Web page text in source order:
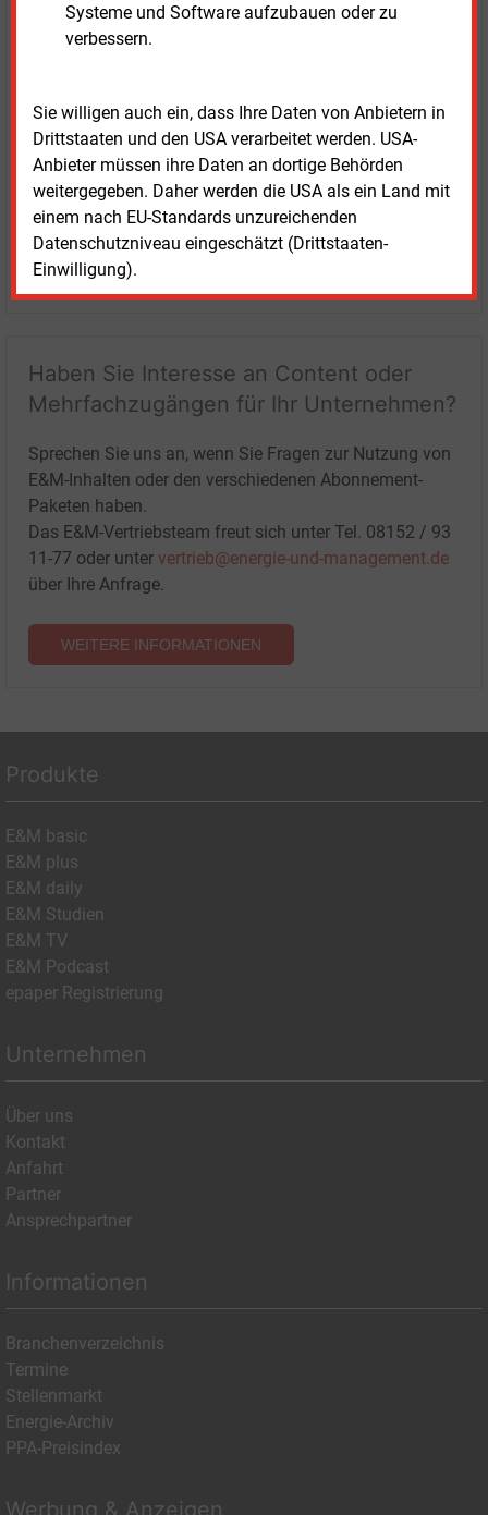
Systeme und Software aufzubauen oder zu
verbessern.
Sie willigen auch ein, dass Ihre Daten von Anbietern in
Drittstaaten und den USA verarbeitet werden. USA-
Anbieter müssen ihre Daten an dortige Behörden
weitergegeben. Daher werden die USA als ein Land mit
einem nach EU-Standards unzureichenden
Datenschutzniveau eingeschätzt (Drittstaaten-
Einwilligung).
Login für Kunden
LOGIN
Haben Sie Interesse an Content oder
Mehrfachzugängen für Ihr Unternehmen?
Sprechen Sie uns an, wenn Sie Fragen zur Nutzung von
E&M-Inhalten oder den verschiedenen Abonnement-
Paketen haben.
Das E&M-Vertriebsteam freut sich unter Tel. 08152 / 93
11-77 oder unter vertrieb@energie-und-management.de
über Ihre Anfrage.
WEITERE INFORMATIONEN
Produkte
E&M basic
E&M plus
E&M daily
E&M Studien
E&M TV
E&M Podcast
epaper Registrierung
Unternehmen
Über uns
Kontakt
Anfahrt
Partner
Ansprechpartner
Informationen
Branchenverzeichnis
Termine
Stellenmarkt
Energie-Archiv
PPA-Preisindex
Werbung & Anzeigen